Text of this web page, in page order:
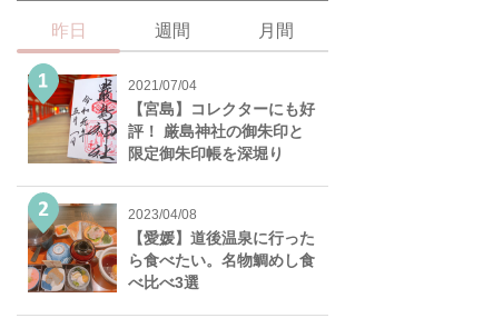
昨日 週間 月間
2021/07/04
【宮島】コレクターにも好
評！ 厳島神社の御朱印と
限定御朱印帳を深堀り
2023/04/08
【愛媛】道後温泉に行った
ら食べたい。名物鯛めし食
べ比べ3選